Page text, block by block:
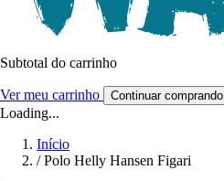
Subtotal do carrinho
Ver meu carrinho Continuar comprando
Loading...
Início
/ Polo Helly Hansen Figari